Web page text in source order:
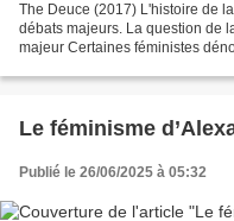
The Deuce (2017) L'histoire de
débats majeurs. La question de
majeur Certaines féministes
Le féminisme
Publié le 26/06/2025 à 05:32